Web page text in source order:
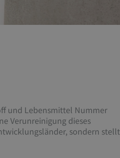
und Lebensmittel Nummer
Verunreinigung dieses
sondern stellt